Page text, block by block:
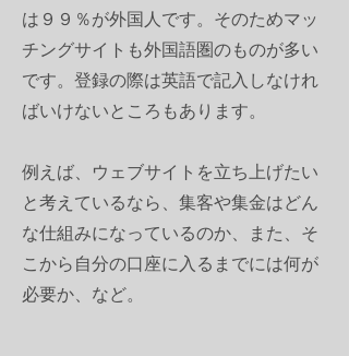
は９９％が外国人です。そのためマッ
チングサイトも外国語圏のものが多い
です。登録の際は英語で記入しなけれ
ばいけないところもあります。
​例えば、ウェブサイトを立ち上げたい
と考えているなら、集客や集金はどん
な仕組みになっているのか、また、そ
こから自分の口座に入るまでには何が
必要か、など。